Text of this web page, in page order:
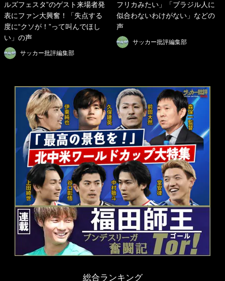
ルズフェスタ”のゲスト来場者発
表にファン大興奮！「失点する
度に“クソが！”って叫んでほし
い」の声
サッカー批評編集部
フリカみたい」「ブラジル人に
似合わないわけがない」などの
声
サッカー批評編集部
総合ランキング